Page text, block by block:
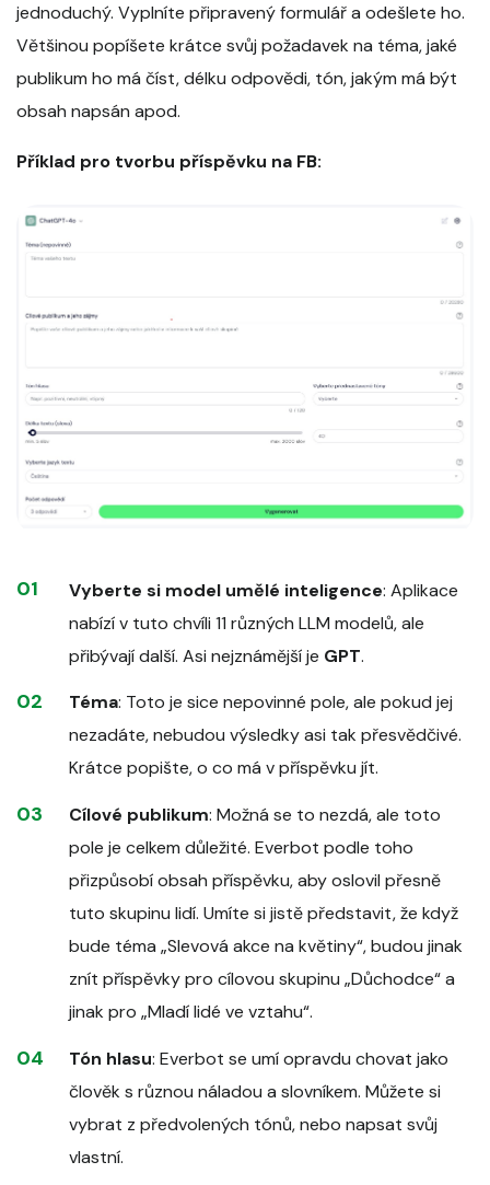
jednoduchý. Vyplníte připravený formulář a odešlete ho.
Většinou popíšete krátce svůj požadavek na téma, jaké
publikum ho má číst, délku odpovědi, tón, jakým má být
obsah napsán apod.
Příklad pro tvorbu příspěvku na FB:
Vyberte si model umělé inteligence: Aplikace
nabízí v tuto chvíli 11 různých LLM modelů, ale
přibývají další. Asi nejznámější je GPT.
Téma: Toto je sice nepovinné pole, ale pokud jej
nezadáte, nebudou výsledky asi tak přesvědčivé.
Krátce popište, o co má v příspěvku jít.
Cílové publikum: Možná se to nezdá, ale toto
pole je celkem důležité. Everbot podle toho
přizpůsobí obsah příspěvku, aby oslovil přesně
tuto skupinu lidí. Umíte si jistě představit, že když
bude téma „Slevová akce na květiny“, budou jinak
znít příspěvky pro cílovou skupinu „Důchodce“ a
jinak pro „Mladí lidé ve vztahu“.
Tón hlasu: Everbot se umí opravdu chovat jako
člověk s různou náladou a slovníkem. Můžete si
vybrat z předvolených tónů, nebo napsat svůj
vlastní.